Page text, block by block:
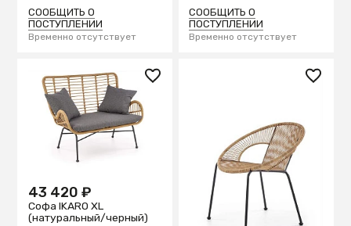
СООБЩИТЬ О
ПОСТУПЛЕНИИ
Временно отсутствует
СООБЩИТЬ О
ПОСТУПЛЕНИИ
Временно отсутствует
43 420 ₽
Софа IKARO XL
(натуральный/черный)